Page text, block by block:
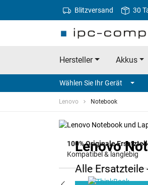
Blitzversand 30
Hersteller Akkus
Wählen Sie Ihr Gerät
Lenovo Notebook
Lenovo
Alle
100% Originale
Kompatibel & langlebig